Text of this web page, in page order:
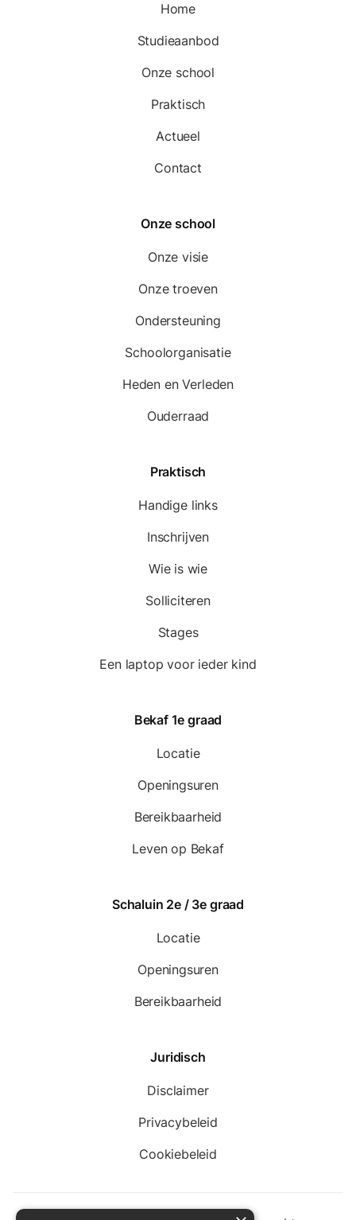
Home
Studieaanbod
Onze school
Praktisch
Actueel
Contact
Onze school
Onze visie
Onze troeven
Ondersteuning
Schoolorganisatie
Heden en Verleden
Ouderraad
Praktisch
Handige links
Inschrijven
Wie is wie
Solliciteren
Stages
Een laptop voor ieder kind
Bekaf 1e graad
Locatie
Openingsuren
Bereikbaarheid
Leven op Bekaf
Schaluin 2e / 3e graad
Locatie
Openingsuren
Bereikbaarheid
Juridisch
Disclaimer
Privacybeleid
Cookiebeleid